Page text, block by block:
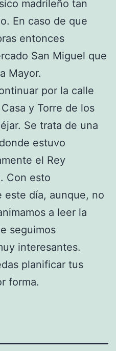
madrileño tan
En caso de que
entonces
San Miguel que
Mayor.
por la calle
y Torre de los
Se trata de una
estuvo
el Rey
Con esto
este día, aunque, no
a leer la
seguimos
interesantes.
planificar tus
forma.